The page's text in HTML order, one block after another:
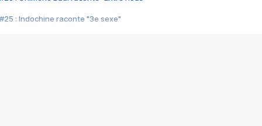
#25 : Indochine raconte "3e sexe"